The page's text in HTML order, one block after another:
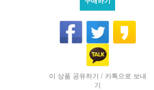
이 상품 공유하기 / 카톡으로 보내
기